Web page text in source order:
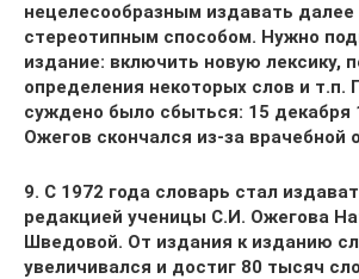
нецелесообразным издавать далее
стереотипным способом. Нужно
издание: включить новую лексику,
определения некоторых слов и т.п.
суждено было сбыться: 15 декабря
Ожегов скончался из-за врачебной
9. С 1972 года словарь стал
редакцией ученицы С.И. Ожегова
Шведовой. От издания к изданию
увеличивался и достиг 80 тысяч